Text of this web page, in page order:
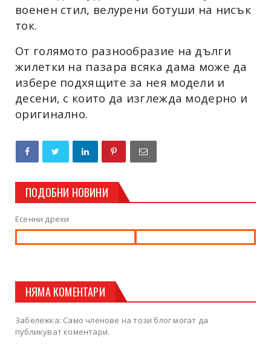
военен стил, велурени ботуши на нисък
ток.
От голямото разнообразие на дълги
жилетки на пазара всяка дама може да
избере подхящите за нея модели и
десени, с които да изглежда модерно и
оригинално.
ПОДОБНИ НОВИНИ
Есенни дрехи
НЯМА КОМЕНТАРИ
Забележка: Само членове на този блог могат да
публикуват коментари.